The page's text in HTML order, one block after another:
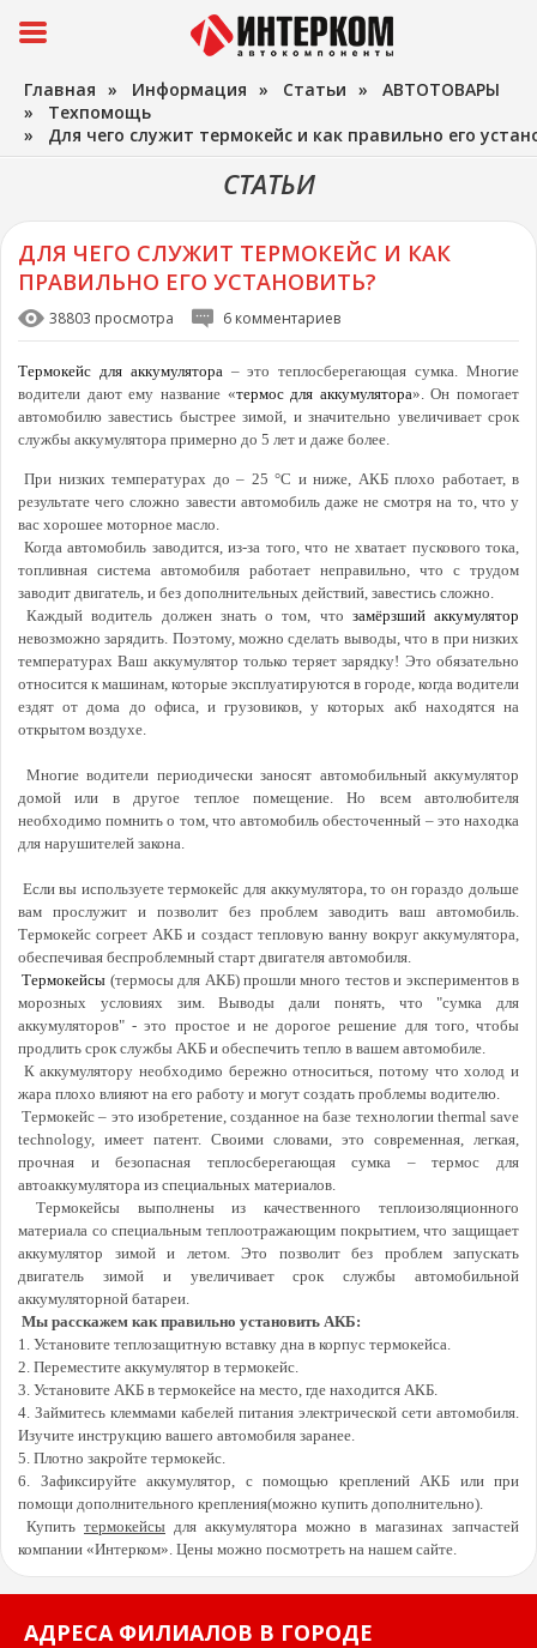
Главная » Информация » Статьи » АВТОТОВАРЫ
» Техпомощь
» Для чего служит термокейс и как правильно его
СТАТЬИ
ДЛЯ ЧЕГО СЛУЖИТ ТЕРМОКЕЙС И КАК
ПРАВИЛЬНО ЕГО УСТАНОВИТЬ?
38803 просмотра 6 комментариев
Термокейс для аккумулятора– это теплосберегающая сумка. Многие
водители дают ему название «термос для аккумулятора». Он помогает
автомобилю завестись быстрее зимой, и значительно увеличивает срок
службы аккумулятора примерно до 5 лет и даже более.
При низких температурах до – 25 °С и ниже, АКБ плохо работает, в
результате чего сложно завести автомобиль даже не смотря на то, что у
вас хорошее моторное масло.
Когда автомобиль заводится, из-за того, что не хватает пускового тока,
топливная система автомобиля работает неправильно, что с трудом
заводит двигатель, и без дополнительных действий, завестись сложно.
Каждый водитель должен знать о том, что замёрзший аккумулятор
невозможно зарядить. Поэтому, можно сделать выводы, что в при низких
температурах Ваш аккумулятор только теряет зарядку! Это обязательно
относится к машинам, которые эксплуатируются в городе, когда водители
ездят от дома до офиса, и грузовиков, у которых акб находятся на
открытом воздухе.
Многие водители периодически заносят автомобильный аккумулятор
домой или в другое теплое помещение. Но всем автолюбителя
необходимо помнить о том, что автомобиль обесточенный – это находка
для нарушителей закона.
Если вы используете термокейс для аккумулятора, то он гораздо дольше
вам прослужит и позволит без проблем заводить ваш автомобиль.
Термокейс согреет АКБ и создаст тепловую ванну вокруг аккумулятора,
обеспечивая беспроблемный старт двигателя автомобиля.
Термокейсы (термосы для АКБ) прошли много тестов и экспериментов в
морозных условиях зим. Выводы дали понять, что "сумка для
аккумуляторов" - это простое и не дорогое решение для того, чтобы
продлить срок службы АКБ и обеспечить тепло в вашем автомобиле.
К аккумулятору необходимо бережно относиться, потому что холод и
жара плохо влияют на его работу и могут создать проблемы водителю.
Термокейс – это изобретение, созданное на базе технологии thermal save
technology, имеет патент. Своими словами, это современная, легкая,
прочная и безопасная теплосберегающая сумка – термос для
автоаккумулятора из специальных материалов.
Термокейсы выполнены из качественного теплоизоляционного
материала со специальным теплоотражающим покрытием, что защищает
аккумулятор зимой и летом. Это позволит без проблем запускать
двигатель зимой и увеличивает срок службы автомобильной
аккумуляторной батареи.
Мы расскажем как правильно установить АКБ:
1. Установите теплозащитную вставку дна в корпус термокейса.
2. Переместите аккумулятор в термокейс.
3. Установите АКБ в термокейсе на место, где находится АКБ.
4. Займитесь клеммами кабелей питания электрической сети автомобиля.
Изучите инструкцию вашего автомобиля заранее.
5. Плотно закройте термокейс.
6. Зафиксируйте аккумулятор, с помощью креплений АКБ или при
помощи дополнительного крепления(можно купить дополнительно).
Купить термокейсы для аккумулятора можно в магазинах запчастей
компании «Интерком». Цены можно посмотреть на нашем сайте.
АДРЕСА ФИЛИАЛОВ В ГОРОДЕ